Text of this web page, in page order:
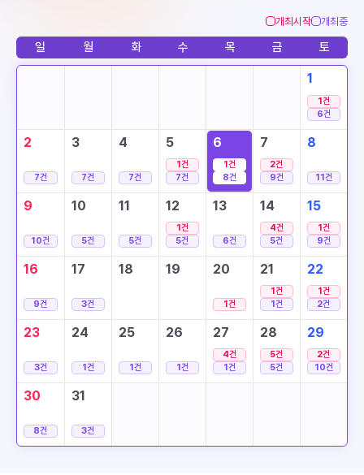
개최시작 개최중
일 월 화 수 목 금 토
1
1건
6건
2
7건
3
7건
4
7건
5
1건
7건
6
1건
8건
7
2건
9건
8
11건
9
10건
10
5건
11
5건
12
1건
5건
13
6건
14
4건
5건
15
1건
9건
16
9건
17
3건
18 19 20
1건
21
1건
1건
22
1건
2건
23
3건
24
1건
25
1건
26
1건
27
4건
1건
28
5건
5건
29
2건
10건
30
8건
31
3건